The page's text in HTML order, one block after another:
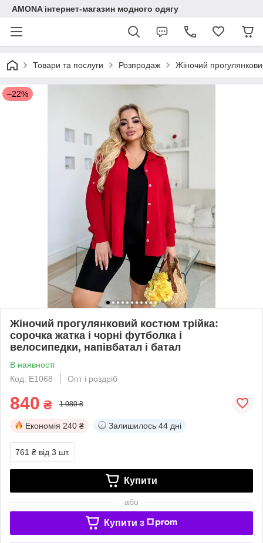
AMONA інтернет-магазин модного одягу
Товари та послуги Розпродаж Жіночий
–22%
Жіночий прогулянковий костюм трійка:
сорочка жатка і чорні футболка і
велосипедки, напівбатал і батал
В наявності
Код: Е1068
Опт і роздріб
840 ₴ 1 080 ₴
Економія 240 ₴ Залишилось 44 дні
761 ₴ від 3 шт.
Купити
або
Купити з